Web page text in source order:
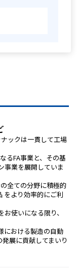
事業を展開していま
をより効率的にご利
展に貢献してまいり